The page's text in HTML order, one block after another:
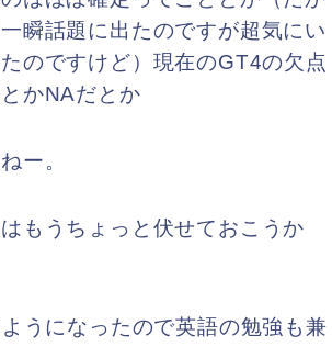
瞬話題に出たのですが超気にい
のですけど）現在のGT4の欠点
かNAだとか
ー。
もうちょっと伏せておこうか
うになったので英語の勉強も兼